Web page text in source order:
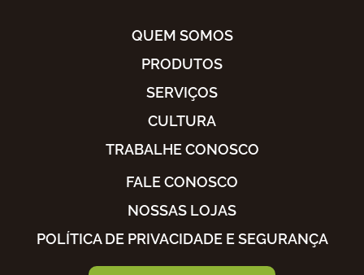
QUEM SOMOS
PRODUTOS
SERVIÇOS
CULTURA
TRABALHE CONOSCO
FALE CONOSCO
NOSSAS LOJAS
POLÍTICA DE PRIVACIDADE E SEGURANÇA